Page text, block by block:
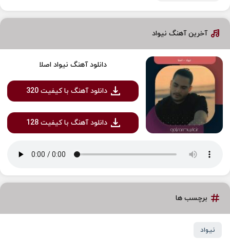
آخرین آهنگ نیواد
دانلود آهنگ نیواد اصلا
دانلود آهنگ با کیفیت 320
دانلود آهنگ با کیفیت 128
برچسب ها
نیواد